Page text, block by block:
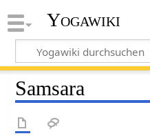
Yogawiki
Samsara